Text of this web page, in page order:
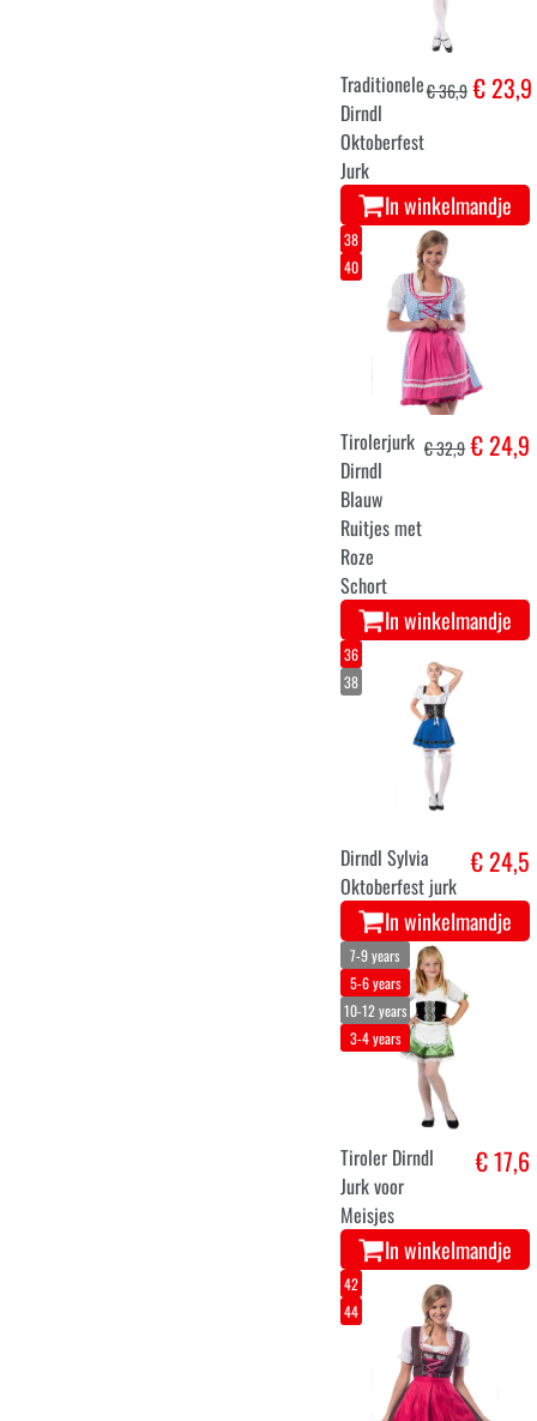
Traditionele
Dirndl
Oktoberfest
Jurk
€ 36,9€ 23,9
In winkelmandje
38
40
Tirolerjurk
Dirndl
Blauw
Ruitjes met
Roze
Schort
€ 32,9€ 24,9
In winkelmandje
36
38
Dirndl Sylvia
Oktoberfest jurk
€ 24,5
In winkelmandje
7-9 years
5-6 years
10-12 years
3-4 years
Tiroler Dirndl
Jurk voor
Meisjes
€ 17,6
In winkelmandje
42
44